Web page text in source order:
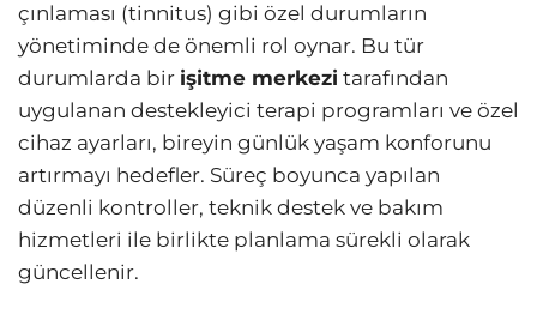
çınlaması (tinnitus) gibi özel durumların
yönetiminde de önemli rol oynar. Bu tür
durumlarda bir işitme merkezi tarafından
uygulanan destekleyici terapi programları ve özel
cihaz ayarları, bireyin günlük yaşam konforunu
artırmayı hedefler. Süreç boyunca yapılan
düzenli kontroller, teknik destek ve bakım
hizmetleri ile birlikte planlama sürekli olarak
güncellenir.